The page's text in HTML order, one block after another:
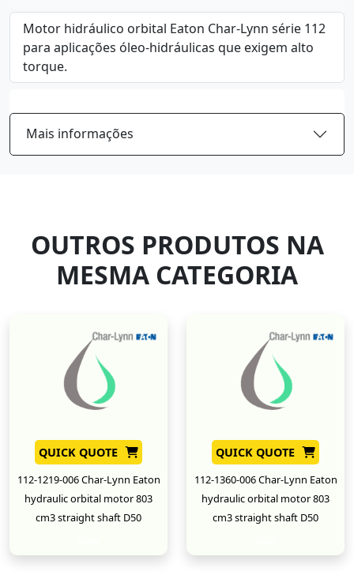
Motor hidráulico orbital Eaton Char-Lynn série 112
para aplicações óleo-hidráulicas que exigem alto
torque.
Mais informações
OUTROS PRODUTOS NA
MESMA CATEGORIA
QUICK QUOTE
112-1219-006 Char-Lynn Eaton
hydraulic orbital motor 803
cm3 straight shaft D50
QUICK QUOTE
112-1360-006 Char-Lynn Eaton
hydraulic orbital motor 803
cm3 straight shaft D50